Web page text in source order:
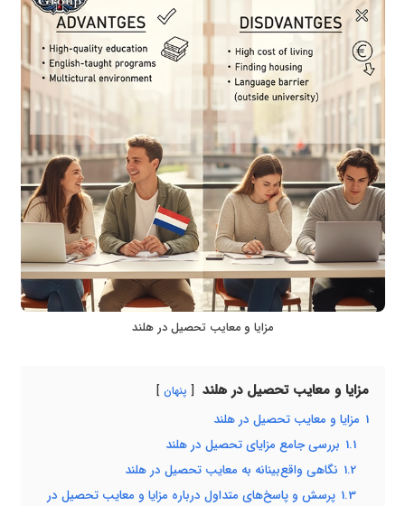
مزایا و معایب تحصیل در هلند
مزایا و معایب تحصیل در هلند پنهان
1 مزایا و معایب تحصیل در هلند
1.1 بررسی جامع مزایای تحصیل در هلند
1.2 نگاهی واقع‌بینانه به معایب تحصیل در هلند
1.3 پرسش و پاسخ‌های متداول درباره مزایا و معایب تحصیل در